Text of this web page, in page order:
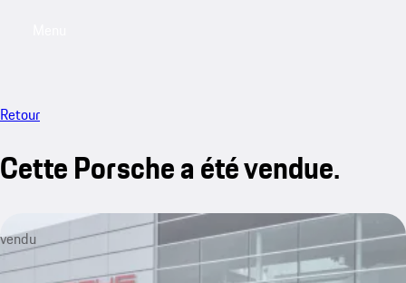
Retour
Cette Porsche a été vendue.
vendu